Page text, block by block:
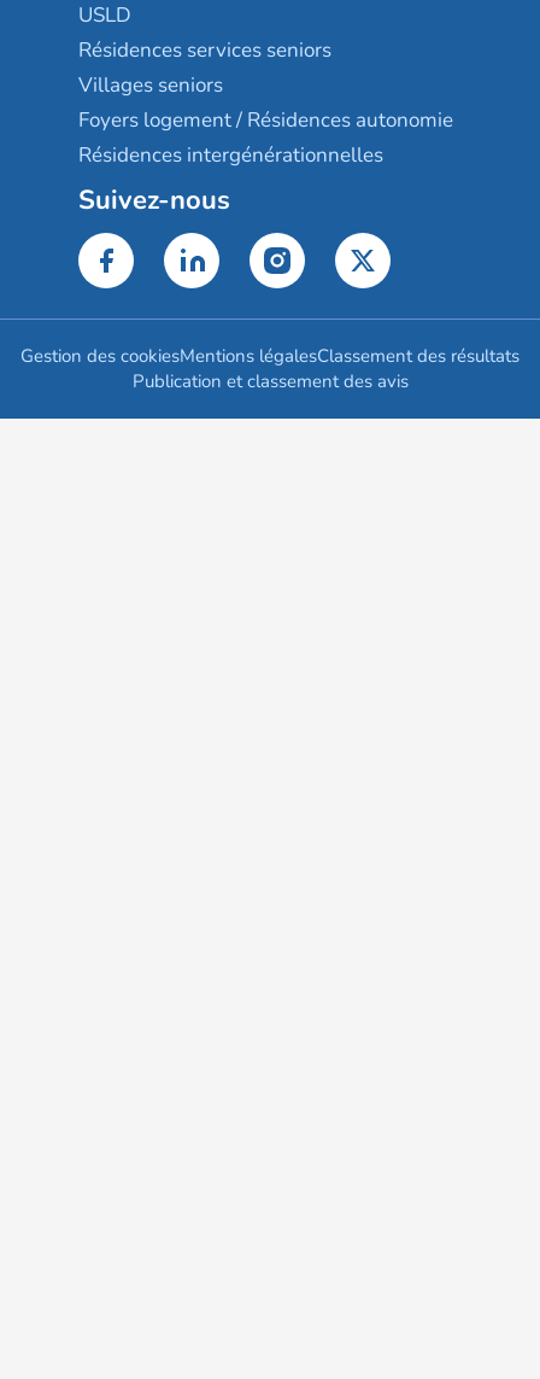
USLD
Résidences services seniors
Villages seniors
Foyers logement / Résidences autonomie
Résidences intergénérationnelles
Suivez-nous
Gestion des cookiesMentions légalesClassement des résultats
Publication et classement des avis